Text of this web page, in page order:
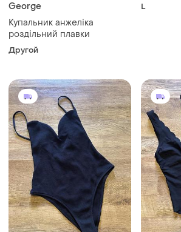
George
Купальник анжеліка
роздільний плавки
Другой
L